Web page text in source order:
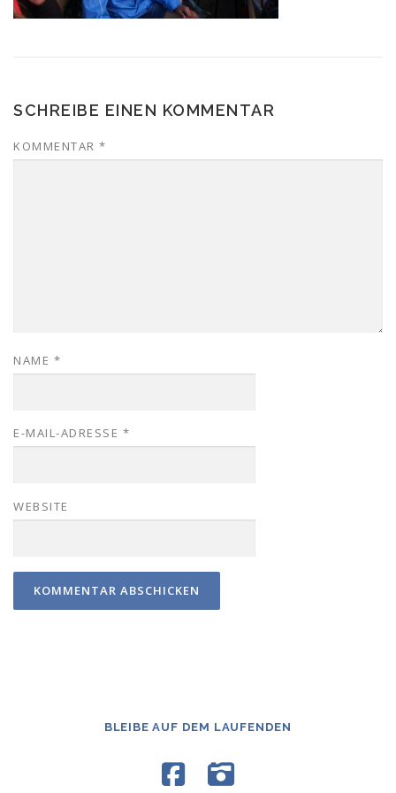
SCHREIBE EINEN KOMMENTAR
KOMMENTAR *
NAME *
E-MAIL-ADRESSE *
WEBSITE
BLEIBE AUF DEM LAUFENDEN